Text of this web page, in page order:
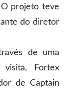
projeto teve
do diretor
de uma
Fortex
de Captain